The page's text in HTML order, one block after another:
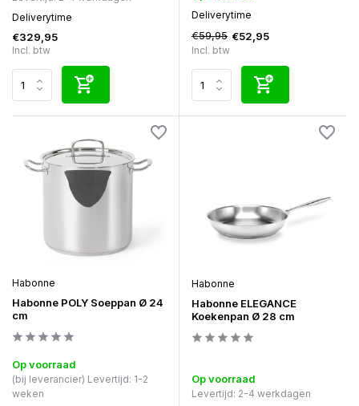
Deliverytime
€329,95
Incl. btw
Deliverytime
€59,95 €52,95
Incl. btw
Habonne
Habonne POLY Soeppan Ø 24
cm
Op voorraad
(bij leverancier) Levertijd: 1-2
weken
Habonne
Habonne ELEGANCE
Koekenpan Ø 28 cm
Op voorraad
Levertijd: 2-4 werkdagen